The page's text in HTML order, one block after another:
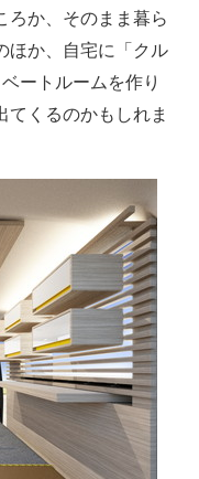
か、そのまま暮ら
ほか、自宅に「クル
ートルームを作り
てくるのかもしれま